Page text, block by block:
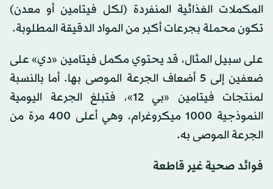
المكملات الغذائية المنفردة (لكل فيتامين أو معدن)
تكون محملة بجرعات أكبر من المواد الدقيقة المطلوبة.
على سبيل المثال، قد يحتوي مكمل فيتامين «دي» على
ضعفين إلى 5 أضعاف الجرعة الموصى بها. أما بالنسبة
لمنتجات فيتامين «بي 12»، فتبلغ الجرعة اليومية
النموذجية 1000 ميكروغرام، وهي أعلى 400 مرة من
الجرعة الموصى به.
فوائد صحية غير قاطعة